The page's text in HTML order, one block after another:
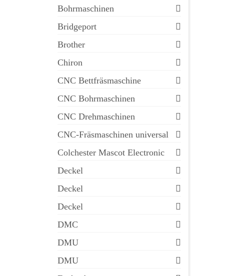
Bohrmaschinen
Bridgeport
Brother
Chiron
CNC Bettfräsmaschine
CNC Bohrmaschinen
CNC Drehmaschinen
CNC-Fräsmaschinen universal
Colchester Mascot Electronic
Deckel
Deckel
Deckel
DMC
DMU
DMU